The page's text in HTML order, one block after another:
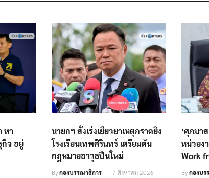
หา
กิจ อยู่
นายกฯ สั่งเร่งเยียวยาเหตุกราดยิง
โรงเรียนเทพศิรินทร์ เตรียมดัน
กฎหมายอาวุธปืนใหม่
Byกองบรรณาธิการ 7 สิงหาคม 2026
‘ศุภมา
หน่วยง
Work
Byกองบร